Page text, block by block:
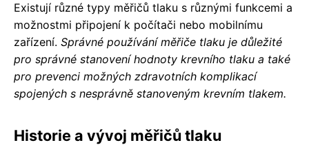
Existují různé typy měřičů tlaku s různými funkcemi a
možnostmi připojení k počítači nebo mobilnímu
zařízení. Správné používání měřiče tlaku je důležité
pro správné stanovení hodnoty krevního tlaku a také
pro prevenci možných zdravotních komplikací
spojených s nesprávně stanoveným krevním tlakem.
Historie a vývoj měřičů tlaku